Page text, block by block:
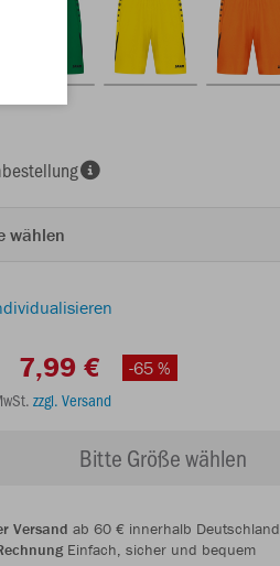
wählen
7,99 €
-65 %
zzgl. Versand
Bitte Größe wählen
Versand ab 60 € innerhalb Deutschland
Einfach, sicher und bequem